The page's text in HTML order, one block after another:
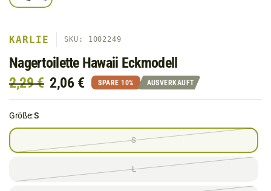
KARLIE SKU: 1002249
Nagertoilette Hawaii Eckmodell
2,29 € 2,06 € SPARE 10% AUSVERKAUFT
Größe:S
S
L